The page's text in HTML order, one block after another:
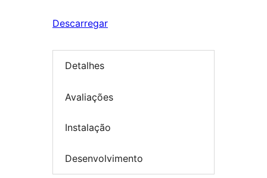
Descarregar
Detalhes
Avaliações
Instalação
Desenvolvimento